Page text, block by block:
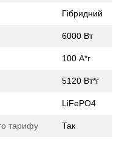
Гібридний
6000 Вт
100 А*г
5120 Вт*г
LiFePO4
тарифу Так